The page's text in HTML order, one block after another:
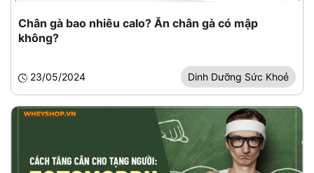
Chân gà bao nhiêu calo? Ăn chân gà có mập
không?
23/05/2024 Dinh Dưỡng Sức Khoẻ